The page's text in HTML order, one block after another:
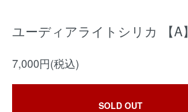
ユーディアライトシリカ 【A】
7,000円(税込)
SOLD OUT